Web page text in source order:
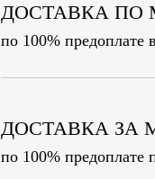
ДОСТАВКА ПО
по 100% предоплате
ДОСТАВКА ЗА
по 100% предоплате